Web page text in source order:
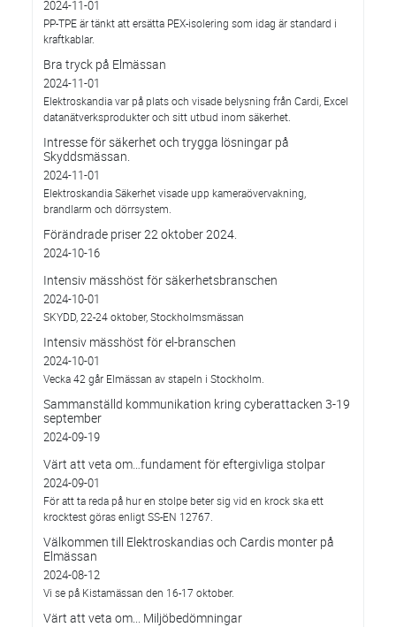
2024-11-01
PP-TPE är tänkt att ersätta PEX-isolering som idag är standard i
kraftkablar.
Bra tryck på Elmässan
2024-11-01
Elektroskandia var på plats och visade belysning från Cardi, Excel
datanätverksprodukter och sitt utbud inom säkerhet.
Intresse för säkerhet och trygga lösningar på
Skyddsmässan.
2024-11-01
Elektroskandia Säkerhet visade upp kameraövervakning,
brandlarm och dörrsystem.
Förändrade priser 22 oktober 2024.
2024-10-16
Intensiv mässhöst för säkerhetsbranschen
2024-10-01
SKYDD, 22-24 oktober, Stockholmsmässan
Intensiv mässhöst för el-branschen
2024-10-01
Vecka 42 går Elmässan av stapeln i Stockholm.
Sammanställd kommunikation kring cyberattacken 3-19
september
2024-09-19
Värt att veta om…fundament för eftergivliga stolpar
2024-09-01
För att ta reda på hur en stolpe beter sig vid en krock ska ett
krocktest göras enligt SS-EN 12767.
Välkommen till Elektroskandias och Cardis monter på
Elmässan
2024-08-12
Vi se på Kistamässan den 16-17 oktober.
Värt att veta om... Miljöbedömningar